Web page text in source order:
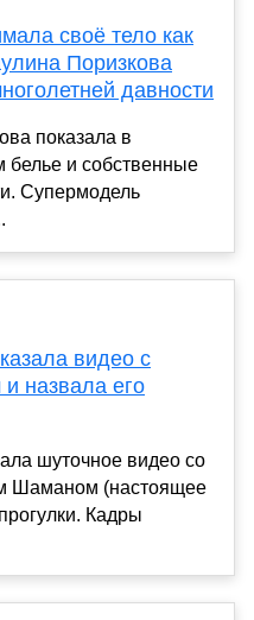
своё тело как
Поризкова
давности
показала в
белье и собственные
Супермодель
видео с
назвала его
шуточное видео со
Шаманом (настоящее
Кадры